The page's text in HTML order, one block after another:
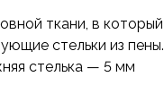
ткани, в который
стельки из пены.
стелька — 5 мм